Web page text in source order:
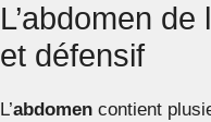
L’abdomen de
et défensif
L’abdomen contient